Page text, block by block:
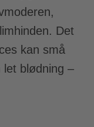
Det
kan små
let blødning –